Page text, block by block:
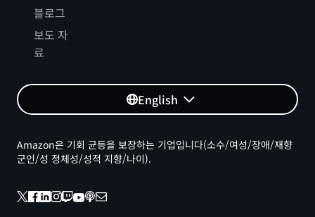
블로그
보도 자
료
English
Amazon은 기회 균등을 보장하는 기업입니다(소수/여성/장애/재향
군인/성 정체성/성적 지향/나이).